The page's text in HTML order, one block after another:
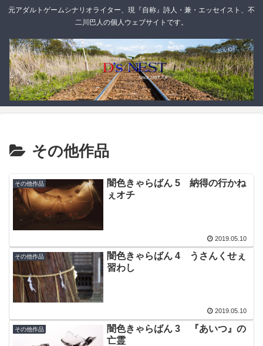
元アダルトゲームシナリオライター、現『自称』詩人・兼・エッセイスト、不
二川巴人の個人ウェブサイトです。
その他作品
その他作品
闇色きゃらばん 5 納得の行かね
ぇオチ
2019.05.10
その他作品
闇色きゃらばん 4 うさんくせぇ
習わし
2019.05.10
その他作品
闇色きゃらばん 3 『あいつ』の
亡霊